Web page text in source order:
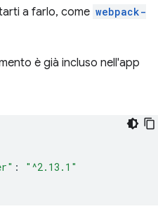
a farlo, come webpack-
è già incluso nell'app
:
"^2.13.1"